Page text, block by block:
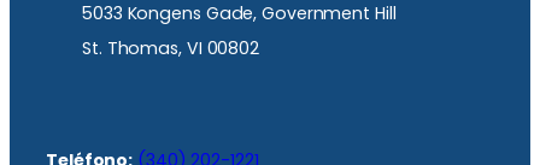
5033 Kongens Gade, Government Hill
St. Thomas, VI 00802